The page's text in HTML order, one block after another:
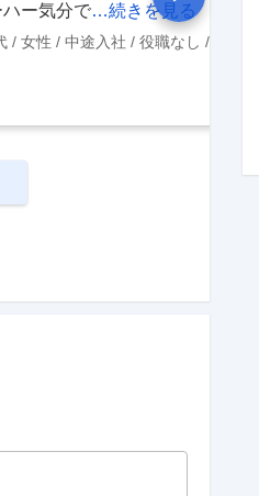
ハー気分で…続きを見る
女性 中途入社 役職なし